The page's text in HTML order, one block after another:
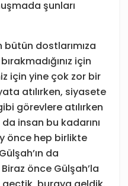
şunları
bütün dostlarımıza
için
için yine çok zor bir
atılırken, siyasete
görevlere atılırken
insan bu kadarını
önce hep birlikte
da
önce Gülşah’la